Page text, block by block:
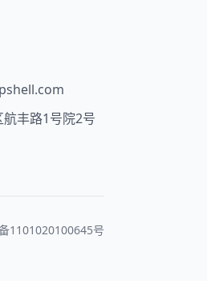
丰路1号院2号
1101020100645号